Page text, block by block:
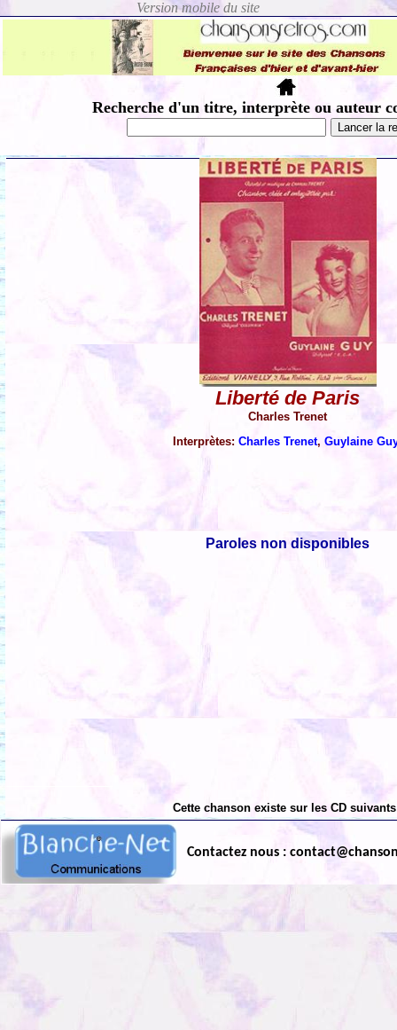
Recherche d'un titre, interprète ou auteur
Liberté de Paris
Charles Trenet
Interprètes:Charles Trenet,Guylaine
Paroles non disponibles
Cette chanson existe sur les CD
Contactez nous :